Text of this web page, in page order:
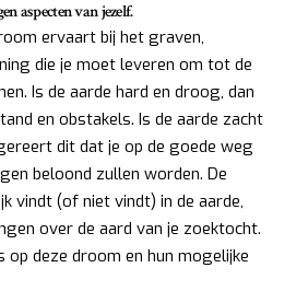
aspecten van jezelf.
ervaart bij het graven,
die je moet leveren om tot de
Is de aarde hard en droog, dan
en obstakels. Is de aarde zacht
dit dat je op de goede weg
beloond zullen worden. De
vindt (of niet vindt) in de aarde,
over de aard van je zoektocht.
op deze droom en hun mogelijke